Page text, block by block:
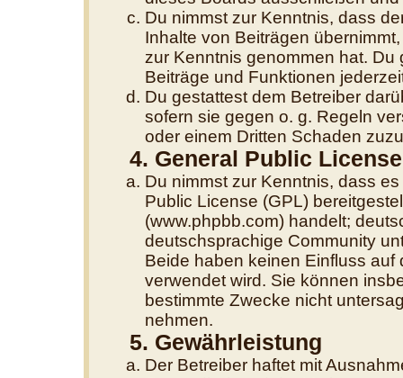
Du nimmst zur Kenntnis, dass
Inhalte von Beiträgen
zur Kenntnis genommen hat.
Beiträge und Funktionen
Du gestattest dem Betreiber
sofern sie gegen o. g. Regeln
oder einem Dritten Schaden
4. General Public License
Du nimmst zur Kenntnis, dass
Public License (GPL)
(www.phpbb.com) handelt;
deutschsprachige Community
Beide haben keinen Einfluss auf
verwendet wird. Sie können
bestimmte Zwecke nicht
nehmen.
5. Gewährleistung
Der Betreiber haftet mit